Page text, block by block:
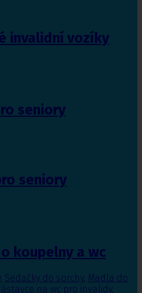
invalidní vozíky
seniory
seniory
koupelny a wc
, Sedačky do sprchy, Madla do
na wc pro invalidy,